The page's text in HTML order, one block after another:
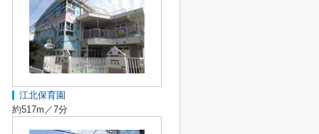
江北保育園
約517m／7分